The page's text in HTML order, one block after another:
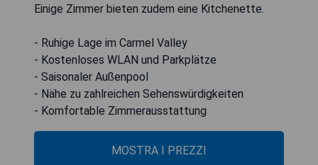
Einige Zimmer bieten zudem eine Kitchenette.
- Ruhige Lage im Carmel Valley
- Kostenloses WLAN und Parkplätze
- Saisonaler Außenpool
- Nähe zu zahlreichen Sehenswürdigkeiten
- Komfortable Zimmerausstattung
MOSTRA I PREZZI